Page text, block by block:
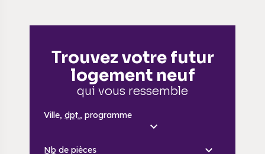
Trouvez votre futur
logement neuf
qui vous ressemble
Ville, dpt., programme
Nb de pièces